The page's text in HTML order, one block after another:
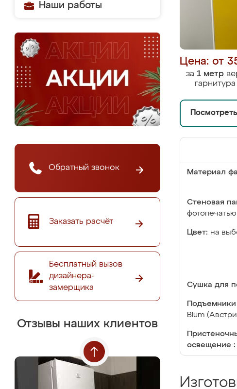
Наши работы
Обратный звонок
Заказать расчёт
Бесплатный вызов
дизайнера-
замерщика
Отзывы наших клиентов
Цена: от
за 1 метр
Материал
Стеновая
фотопечатью
Цвет: на
Сушка для
Подъемники
Blum
освещение :